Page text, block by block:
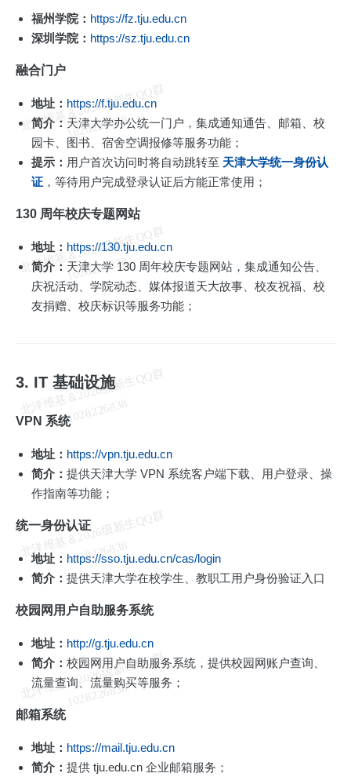
福州学院： https://fz.tju.edu.cn
深圳学院： https://sz.tju.edu.cn
融合门户
地址： https://f.tju.edu.cn
简介： 天津大学办公统一门户，集成通知通告、邮箱、校
园卡、图书、宿舍空调报修等服务功能；
提示： 用户首次访问时将自动跳转至 天津大学统一身份认
证 ，等待用户完成登录认证后方能正常使用；
130 周年校庆专题网站
地址： https://130.tju.edu.cn
简介： 天津大学 130 周年校庆专题网站，集成通知公告、
庆祝活动、学院动态、媒体报道天大故事、校友祝福、校
友捐赠、校庆标识等服务功能；
3. IT 基础设施
VPN 系统
地址： https://vpn.tju.edu.cn
简介： 提供天津大学 VPN 系统客户端下载、用户登录、操
作指南等功能；
统一身份认证
地址： https://sso.tju.edu.cn/cas/login
简介： 提供天津大学在校学生、教职工用户身份验证入口
校园网用户自助服务系统
地址： http://g.tju.edu.cn
简介： 校园网用户自助服务系统，提供校园网账户查询、
流量查询、流量购买等服务；
邮箱系统
地址： https://mail.tju.edu.cn
简介： 提供 tju.edu.cn 企业邮箱服务；
北
洋
维
基
＆
2
0
2
6
级
新
生
Q
Q
群
1
0
2
8
2
2
6
8
3
8
北
洋
维
基
＆
2
0
2
6
级
新
生
Q
Q
群
1
0
2
8
2
2
6
8
3
8
北
洋
维
基
＆
2
0
2
6
级
新
生
Q
Q
群
1
0
2
8
2
2
6
8
3
8
北
洋
维
基
＆
2
0
2
6
级
新
生
Q
Q
群
1
0
2
8
2
2
6
8
3
8
北
洋
维
基
＆
2
0
2
6
级
新
生
Q
Q
群
1
0
2
8
2
2
6
8
3
8